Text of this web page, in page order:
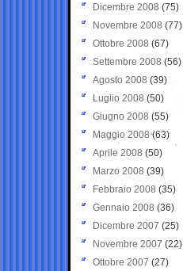
Dicembre 2008 (75)
Novembre 2008 (77)
Ottobre 2008 (67)
Settembre 2008 (56)
Agosto 2008 (39)
Luglio 2008 (50)
Giugno 2008 (55)
Maggio 2008(63)
Aprile 2008 (50)
Marzo 2008 (39)
Febbraio 2008 (35)
Gennaio 2008 (36)
Dicembre 2007 (25)
Novembre 2007 (22)
Ottobre 2007 (27)